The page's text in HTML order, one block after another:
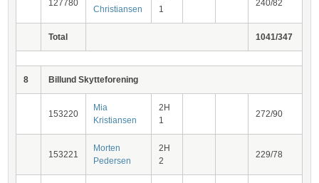
127780
Christiansen
1
240/82
Total 1041/347
8 Billund Skytteforening
153220
Mia
Kristiansen
2H
1
272/90
153221
Morten
Pedersen
2H
2
229/78